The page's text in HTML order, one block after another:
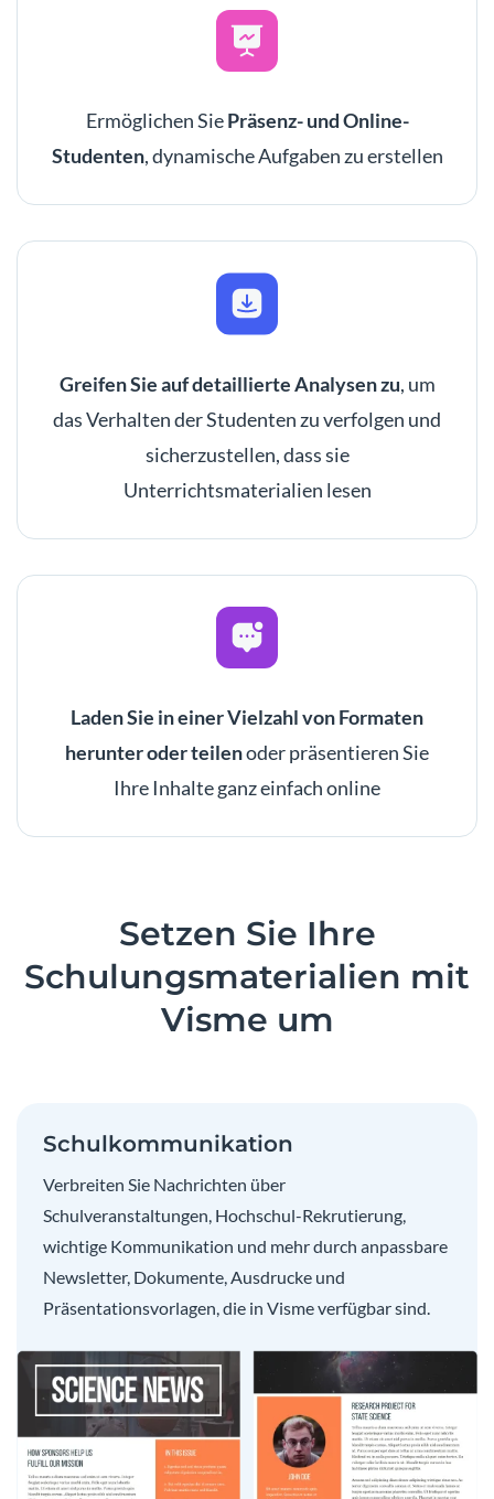
Ermöglichen SiePräsenz- und Online-
Studenten, dynamische Aufgaben zu erstellen
Greifen Sie auf detaillierte Analysen zu, um
das Verhalten der Studenten zu verfolgen und
sicherzustellen, dass sie
Unterrichtsmaterialien lesen
Laden Sie in einer Vielzahl von Formaten
herunter oder teilenoder präsentieren Sie
Ihre Inhalte ganz einfach online
Setzen Sie Ihre
Schulungsmaterialien mit
Visme um
Schulkommunikation
Verbreiten Sie Nachrichten über
Schulveranstaltungen, Hochschul-Rekrutierung,
wichtige Kommunikation und mehr durch anpassbare
Newsletter, Dokumente, Ausdrucke und
Präsentationsvorlagen, die in Visme verfügbar sind.